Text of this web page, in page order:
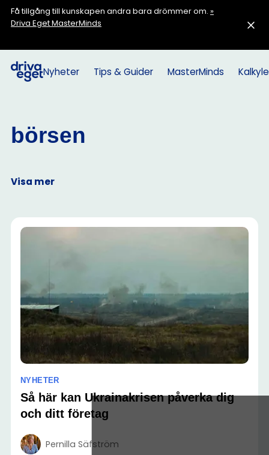
Få tillgång till kunskapen andra bara drömmer om. »
Driva Eget MasterMinds
Nyheter Tips & Guider MasterMinds
börsen
Visa mer
NYHETER
Så här kan Ukrainakrisen påverka dig
och ditt företag
Pernilla Säfström